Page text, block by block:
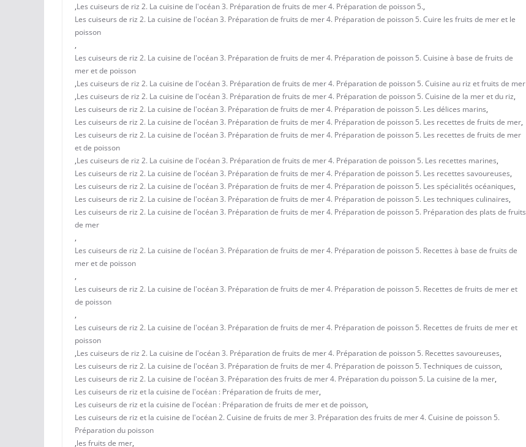
,Les cuiseurs de riz 2. La cuisine de l'océan 3. Préparation de fruits de mer 4. Préparation de poisson 5.,
Les cuiseurs de riz 2. La cuisine de l'océan 3. Préparation de fruits de mer 4. Préparation de poisson 5. Cuire les fruits de mer et le
poisson
,
Les cuiseurs de riz 2. La cuisine de l'océan 3. Préparation de fruits de mer 4. Préparation de poisson 5. Cuisine à base de fruits de
mer et de poisson
,Les cuiseurs de riz 2. La cuisine de l'océan 3. Préparation de fruits de mer 4. Préparation de poisson 5. Cuisine au riz et fruits de mer
,Les cuiseurs de riz 2. La cuisine de l'océan 3. Préparation de fruits de mer 4. Préparation de poisson 5. Cuisine de la mer et du riz,
Les cuiseurs de riz 2. La cuisine de l'océan 3. Préparation de fruits de mer 4. Préparation de poisson 5. Les délices marins,
Les cuiseurs de riz 2. La cuisine de l'océan 3. Préparation de fruits de mer 4. Préparation de poisson 5. Les recettes de fruits de mer,
Les cuiseurs de riz 2. La cuisine de l'océan 3. Préparation de fruits de mer 4. Préparation de poisson 5. Les recettes de fruits de mer
et de poisson
,Les cuiseurs de riz 2. La cuisine de l'océan 3. Préparation de fruits de mer 4. Préparation de poisson 5. Les recettes marines,
Les cuiseurs de riz 2. La cuisine de l'océan 3. Préparation de fruits de mer 4. Préparation de poisson 5. Les recettes savoureuses,
Les cuiseurs de riz 2. La cuisine de l'océan 3. Préparation de fruits de mer 4. Préparation de poisson 5. Les spécialités océaniques,
Les cuiseurs de riz 2. La cuisine de l'océan 3. Préparation de fruits de mer 4. Préparation de poisson 5. Les techniques culinaires,
Les cuiseurs de riz 2. La cuisine de l'océan 3. Préparation de fruits de mer 4. Préparation de poisson 5. Préparation des plats de fruits
de mer
,
Les cuiseurs de riz 2. La cuisine de l'océan 3. Préparation de fruits de mer 4. Préparation de poisson 5. Recettes à base de fruits de
mer et de poisson
,
Les cuiseurs de riz 2. La cuisine de l'océan 3. Préparation de fruits de mer 4. Préparation de poisson 5. Recettes de fruits de mer et
de poisson
,
Les cuiseurs de riz 2. La cuisine de l'océan 3. Préparation de fruits de mer 4. Préparation de poisson 5. Recettes de fruits de mer et
poisson
,Les cuiseurs de riz 2. La cuisine de l'océan 3. Préparation de fruits de mer 4. Préparation de poisson 5. Recettes savoureuses,
Les cuiseurs de riz 2. La cuisine de l'océan 3. Préparation de fruits de mer 4. Préparation de poisson 5. Techniques de cuisson,
Les cuiseurs de riz 2. La cuisine de l'océan 3. Préparation des fruits de mer 4. Préparation du poisson 5. La cuisine de la mer,
Les cuiseurs de riz et la cuisine de l'océan : Préparation de fruits de mer,
Les cuiseurs de riz et la cuisine de l'océan : Préparation de fruits de mer et de poisson,
Les cuiseurs de riz et la cuisine de l'océan 2. Cuisine de fruits de mer 3. Préparation des fruits de mer 4. Cuisine de poisson 5.
Préparation du poisson
,les fruits de mer,